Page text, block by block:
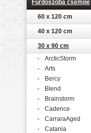
Fürdőszoba csempe
60 x 120 cm
40 x 120 cm
30 x 90 cm
ArcticStorm
Arts
Bercy
Blend
Brainstorm
Cadence
CarraraAged
Catania